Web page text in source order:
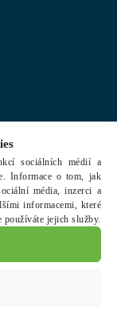
sociálních médií a
Informace o tom, jak
média, inzerci a
informacemi, které
jejich služby.